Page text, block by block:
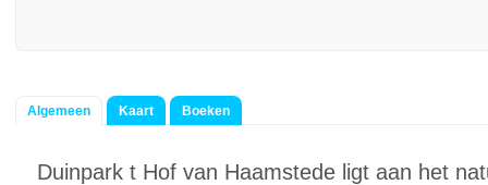
Algemeen Kaart Boeken
Duinpark t Hof van Haamstede ligt aan het